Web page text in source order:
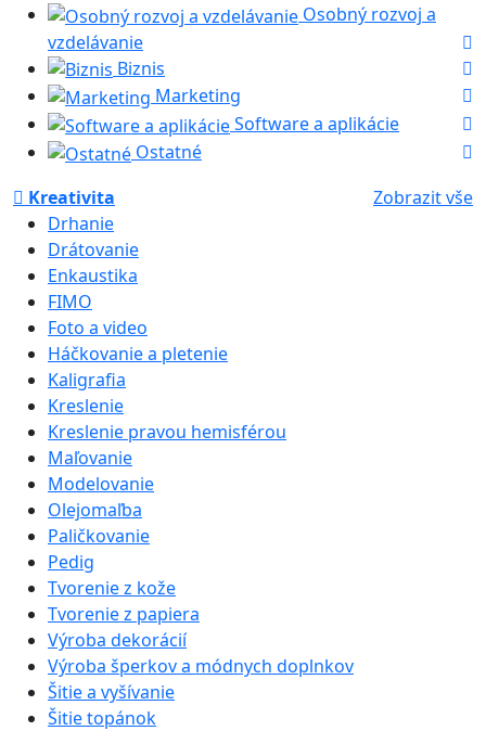
Osobný rozvoj a
vzdelávanie
Biznis
Marketing
Software a aplikácie
Ostatné
Kreativita
Zobrazit vše
Drhanie
Drátovanie
Enkaustika
FIMO
Foto a video
Háčkovanie a pletenie
Kaligrafia
Kreslenie
Kreslenie pravou hemisférou
Maľovanie
Modelovanie
Olejomaľba
Paličkovanie
Pedig
Tvorenie z kože
Tvorenie z papiera
Výroba dekorácií
Výroba šperkov a módnych doplnkov
Šitie a vyšívanie
Šitie topánok